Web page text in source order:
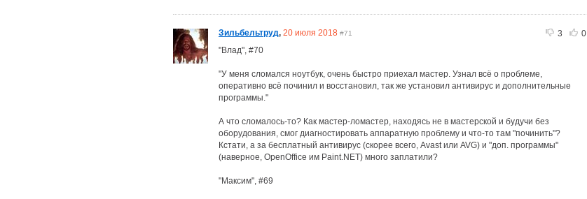
3 0
Зильбельтруд, 20 июля 2018 #71
"Влад", #70
"У меня сломался ноутбук, очень быстро приехал мастер. Узнал всё о проблеме,
оперативно всё починил и восстановил, так же установил антивирус и дополнительные
программы."
А что сломалось-то? Как мастер-ломастер, находясь не в мастерской и будучи без
оборудования, смог диагностировать аппаратную проблему и что-то там "починить"?
Кстати, а за бесплатный антивирус (скорее всего, Avast или AVG) и "доп. программы"
(наверное, OpenOffice им Paint.NET) много заплатили?
"Максим", #69